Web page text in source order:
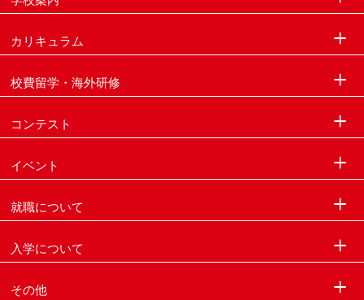
カリキュラム
校費留学・海外研修
コンテスト
イベント
就職について
入学について
その他